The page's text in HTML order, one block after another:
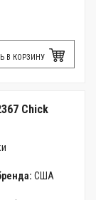
В КОРЗИНУ
Chick
США